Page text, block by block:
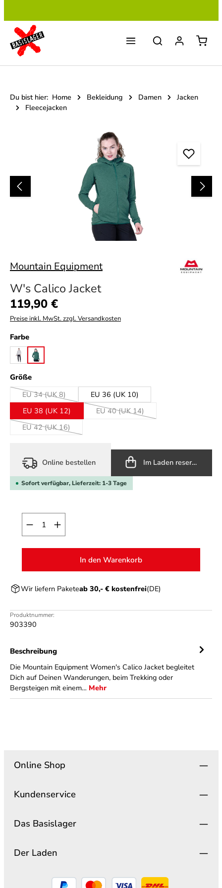
Du bist hier: Home Bekleidung Damen
Jacken
Fleecejacken
Mountain Equipment
W's Calico Jacket
Regulärer Preis:
119,90 €
Preise inkl. MwSt. zzgl. Versandkosten
Farbeauswählen
glaciersea pine
Größeauswählen
EU 34 (UK 8)
(Diese Option ist zurzeit nicht verfügbar.)
EU 36 (UK 10)
EU 38 (UK 12)
EU 40 (UK 14)
(Diese Option ist zurzeit nicht
EU 42 (UK 16)
(Diese Option ist zurzeit nicht verfügbar.)
Online bestellen Im Laden reservieren
Sofort verfügbar, Lieferzeit: 1-3 Tage
Produkt Anzahl: Gib den gewünschten Wert
In den Warenkorb
Wir liefern Paketeab 30,- € kostenfrei(DE)
Produktnummer:
903390
Beschreibung
Die Mountain Equipment Women's Calico Jacket begleitet
Dich auf Deinen Wanderungen, beim Trekking oder
Bergsteigen mit einem… Mehr
Online Shop
Kundenservice
Das Basislager
Der Laden